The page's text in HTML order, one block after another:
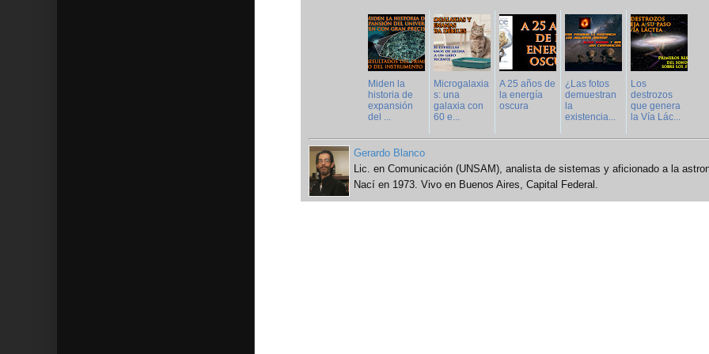
Miden la
historia de
expansión
del ...
Microgalaxia
s: una
galaxia con
60 e...
A 25 años de
la energía
oscura
¿Las fotos
demuestran
la
existencia...
Los
destrozos
que genera
la Vía Lác...
Gerardo Blanco
Lic. en Comunicación (UNSAM), analista de sistemas y aficionado a la
Nací en 1973. Vivo en Buenos Aires, Capital Federal.